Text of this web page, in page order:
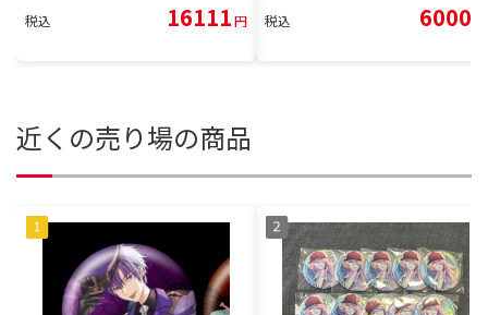
税込 16111円 税込 6000
近くの売り場の商品